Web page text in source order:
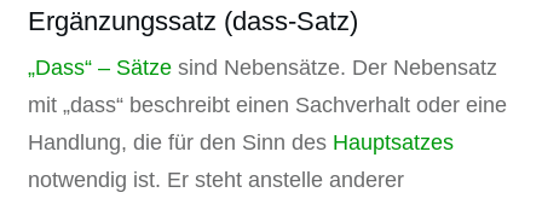
Ergänzungssatz (dass-Satz)
„Dass“ – Sätze sind Nebensätze. Der Nebensatz
mit „dass“ beschreibt einen Sachverhalt oder eine
Handlung, die für den Sinn des Hauptsatzes
notwendig ist. Er steht anstelle anderer